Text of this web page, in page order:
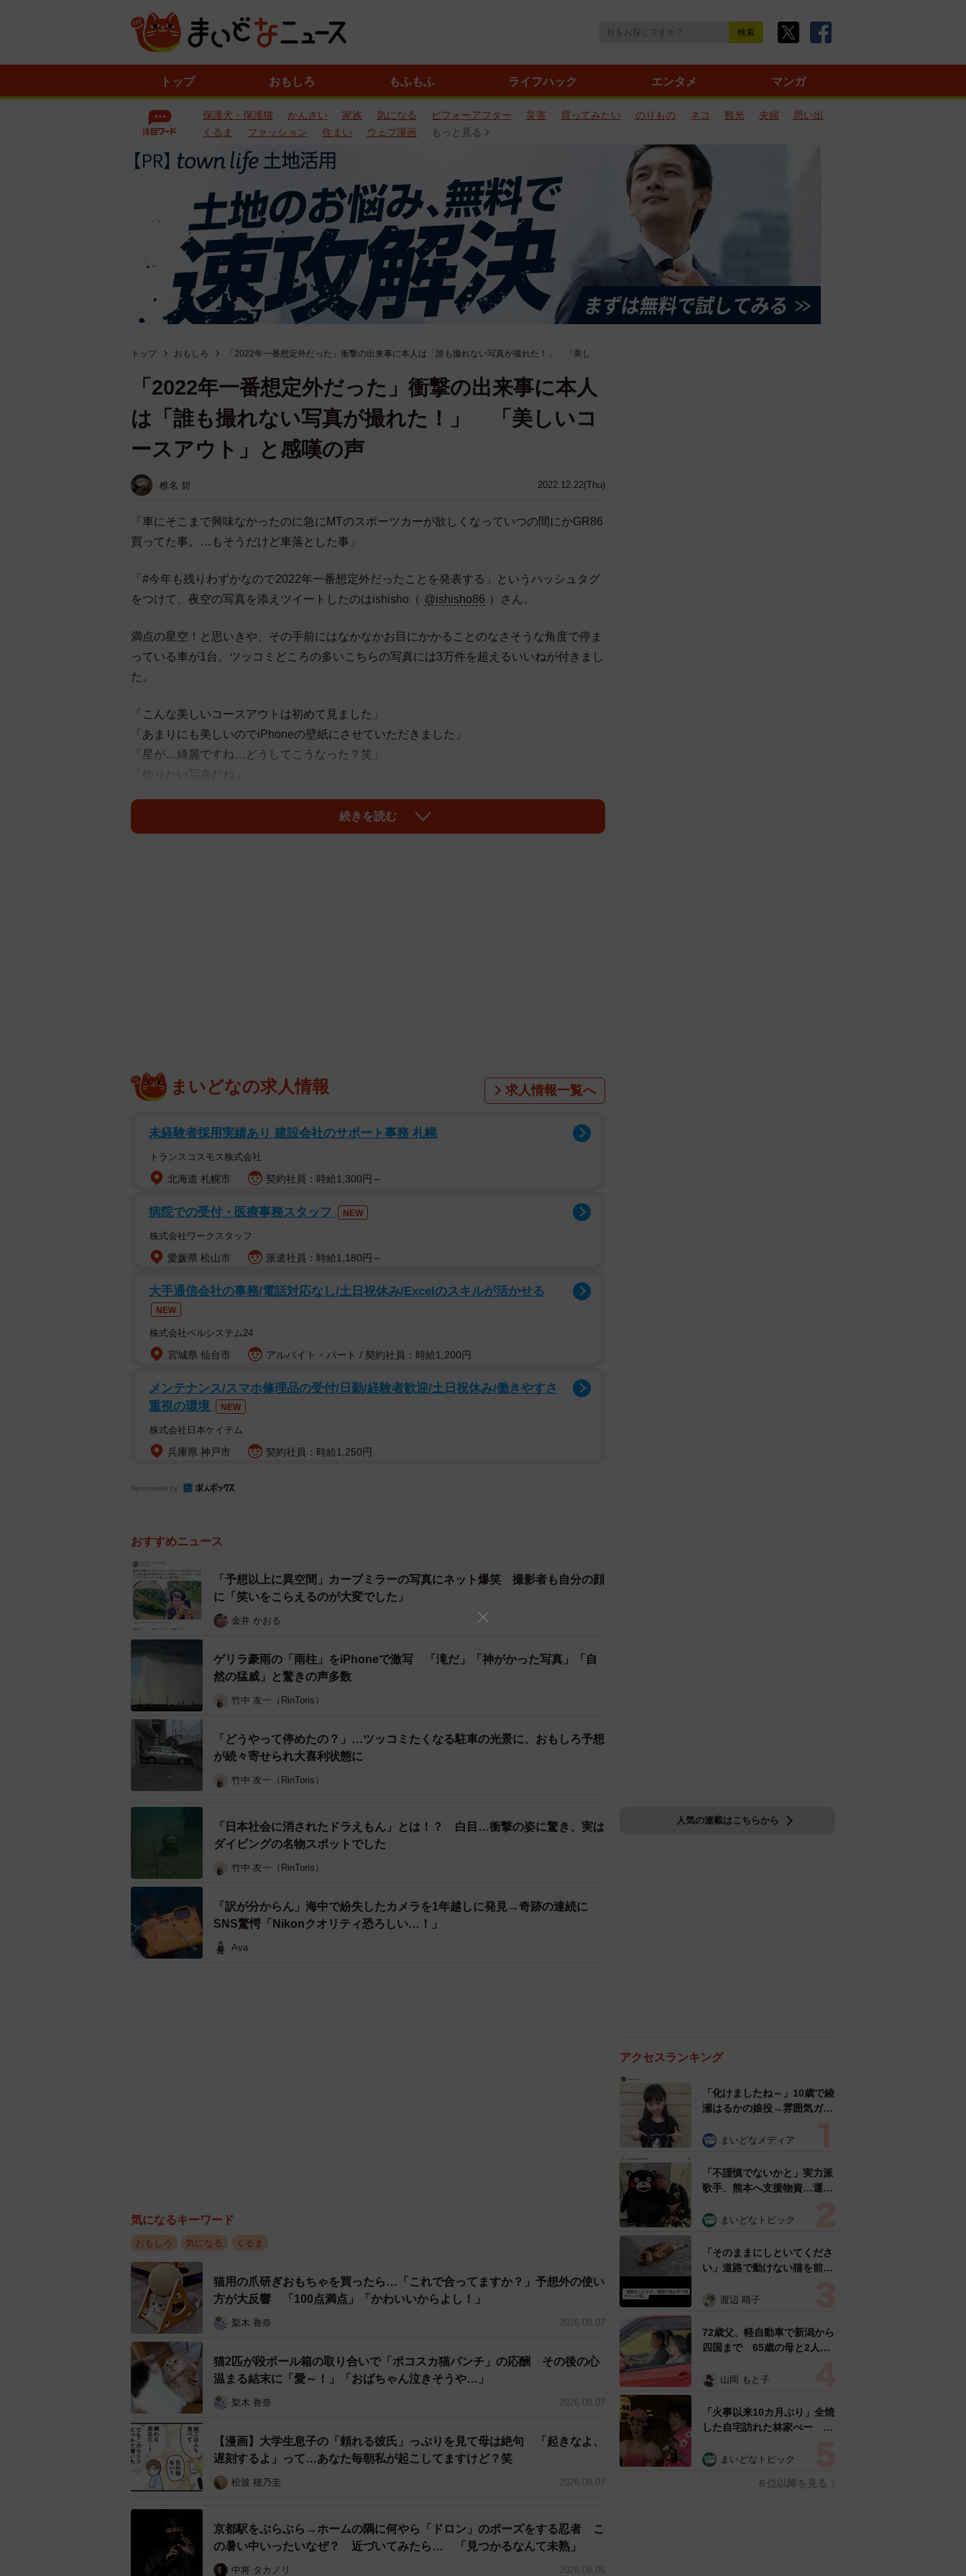
トップ おもしろ もふもふ ライフハック エンタメ マンガ
保護犬・保護猫 かんさい 家族 気になる ビフォーアフター 災害 買ってみたい のりもの ネコ 観光 夫婦
思い出
くるま
ファッション 住まい ウェブ漫画 もっと見る
トップ おもしろ 「2022年一番想定外だった」衝撃の出来事に本人は「誰も撮れない写真が撮れた！」 「美し
2022.12.22(Thu)
「2022年一番想定外だった」衝撃の出来事に本人
は「誰も撮れない写真が撮れた！」 「美しいコ
ースアウト」と感嘆の声
椎名 碧
「車にそこまで興味なかったのに急にMTのスポーツカーが欲しくなっていつの間にかGR86
買ってた事。…もそうだけど車落とした事」
「#今年も残りわずかなので2022年一番想定外だったことを発表する」というハッシュタグ
をつけて、夜空の写真を添えツイートしたのはishisho（ @ishisho86 ）さん。
満点の星空！と思いきや、その手前にはなかなかお目にかかることのなさそうな角度で停ま
っている車が1台。ツッコミどころの多いこちらの写真には3万件を超えるいいねが付きまし
た。
「こんな美しいコースアウトは初めて見ました」
「あまりにも美しいのでiPhoneの壁紙にさせていただきました」
「星が…綺麗ですね…どうしてこうなった？笑」
「飾りたい写真だね」
心配される車の状態に反する星空の美しさ…そのコントラストに戸惑う人が多数出没しまし
た。
満天の星空の下で事故ってしまった車のツイートをされたishishoさんにお話を聞きました。
ーーどのようにしてこのような状況になったのでしょうか？
「星を撮影するため札幌から函館方面に向かって移動中の時でした。道中、八雲という場所
るスポットということもあり、光ひとつない真っ暗な場所でした。その後、脇道があったの
で元の道へ戻るために頭を入れたつもりが何も無い場所へ右前輪が落ちてしまい、そこから
ゆっくり滑り落ちこのような状態になりました」
ーー車を購入されてからどのくらい経った頃にこちらの事故が起きてしまったのでしょう
か？
「納車から約3ヶ月半になります」
ーー背景の星空も意識して撮られたのでしょうか？
「もともと星を撮りに行っていたので星の写りは意識して撮影しました」
ーーこちらの写真が撮れた時の率直な感想をお願いします！
#今年も残りわずかなので2022年一番想定外だったことを発表する
車にそこまで興味なかったのに急にMTのスポーツカーが欲しくなっ
ていつの間にかGR86買ってた事。…もそうだけど車落とした事。
pic.twitter.com/snwMbhvBcA
— ishisho (@ishisho86)
投稿にいいねがたくさん付いたことについて、「まずは今回の写真に様々な反応をして頂き
ありがとうございます。事故写真なので炎上覚悟でしたが皆さんの反応が思っていたのと違
いびっくりしました。これからも愛車と色々な写真を撮っていくので是非Instagramなどの
SNSを見て頂けると嬉しいです」とishishoさんは話してくれました。
ishishoさんのInstagram
→ https://www.instagram.com/sho86_zn8/
続きを読む
まいどなの求人情報 求人情報一覧へ
未経験者採用実績あり 建設会社のサポート事務 札幌
トランスコスモス株式会社
北海道 札幌市 契約社員：時給1,300円～
病院での受付・医療事務スタッフ NEW
株式会社ワークスタッフ
愛媛県 松山市 派遣社員：時給1,180円～
大手通信会社の事務/電話対応なし/土日祝休み/Excelのスキルが活かせる
NEW
株式会社ベルシステム24
宮城県 仙台市 アルバイト・パート / 契約社員：時給1,200円
メンテナンス/スマホ修理品の受付/日勤/経験者歓迎/土日祝休み/働きやすさ
重視の環境
NEW
株式会社日本ケイテム
兵庫県 神戸市 契約社員：時給1,250円
Sponsored by
おすすめニュース
「予想以上に異空間」カーブミラーの写真にネット爆笑 撮影者も自分の顔
に「笑いをこらえるのが大変でした」
金井 かおる
ゲリラ豪雨の「雨柱」をiPhoneで激写 「滝だ」「神がかった写真」「自
然の猛威」と驚きの声多数
竹中 友一（RinToris）
「どうやって停めたの？」…ツッコミたくなる駐車の光景に、おもしろ予想
が続々寄せられ大喜利状態に
竹中 友一（RinToris）
「日本社会に消されたドラえもん」とは！？ 白目…衝撃の姿に驚き、実は
ダイビングの名物スポットでした
竹中 友一（RinToris）
「訳が分からん」海中で紛失したカメラを1年越しに発見→奇跡の連続に
SNS驚愕「Nikonクオリティ恐ろしい…！」
Aya
気になるキーワード
おもしろ 気になる くるま
猫用の爪研ぎおもちゃを買ったら…「これで合ってますか？」予想外の使い
方が大反響 「100点満点」「かわいいからよし！」
梨木 香奈 2026.08.07
猫2匹が段ボール箱の取り合いで「ポコスカ猫パンチ」の応酬 その後の心
温まる結末に「愛～！」「おばちゃん泣きそうや…」
梨木 香奈 2026.08.07
【漫画】大学生息子の「頼れる彼氏」っぷりを見て母は絶句 「起きなよ、
遅刻するよ」って…あなた毎朝私が起こしてますけど？笑
松波 穂乃圭 2026.08.07
京都駅をぶらぶら→ホームの隅に何やら「ドロン」のポーズをする忍者 こ
の暑い中いったいなぜ？ 近づいてみたら… 「見つかるなんて未熟」
中将 タカノリ 2026.08.06
人気の連載はこちらから
アクセスランキング
「化けましたね～」10歳で綾
瀬はるかの娘役→雰囲気ガラ
雰囲気が」「宝塚に入れそ
まいどなメディア
「不謹慎でないかと」実力派
歌手、熊本へ支援物資…運搬
めらい 「痛いほど伝わる」
まいどなトピック
「そのままにしといてくださ
い」道路で動けない猫を前に
ようとした4日間 「命の重
表の訴え
渡辺 晴子
72歳父、軽自動車で新潟から
四国まで 65歳の母と2人で
憩まで分刻み… 「大学生で
山岡 もと子
「火事以来10カ月ぶり」全焼
した自宅訪れた林家ぺー 内
ン状態の部屋に呆然
まいどなトピック
６位以降を見る